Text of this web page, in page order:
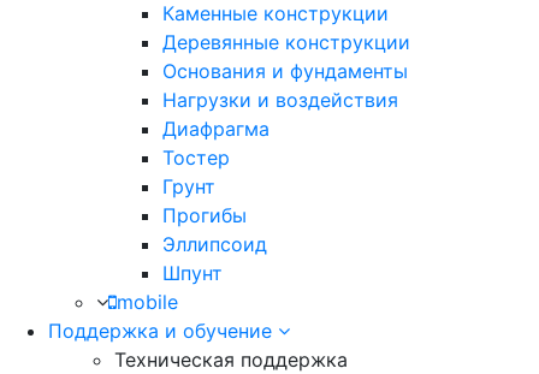
Каменные конструкции
Деревянные конструкции
Основания и фундаменты
Нагрузки и воздействия
Диафрагма
Тостер
Грунт
Прогибы
Эллипсоид
Шпунт
mobile
Поддержка и обучение
Техническая поддержка